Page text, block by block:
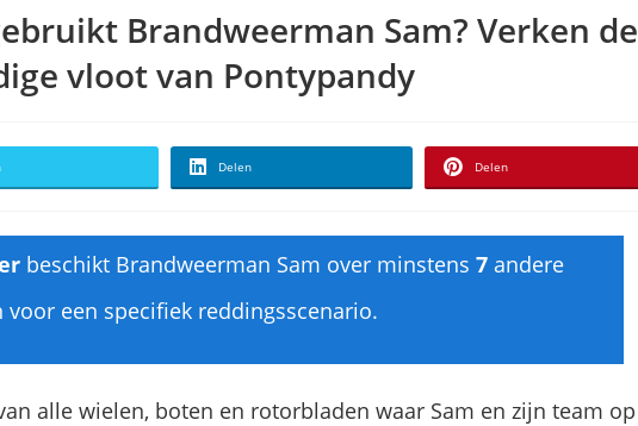
Brandweerman Sam? Verken de
vloot van Pontypandy
Delen Delen
beschikt Brandweerman Sam over minstens 7 andere
een specifiek reddingsscenario.
alle wielen, boten en rotorbladen waar Sam en zijn team op